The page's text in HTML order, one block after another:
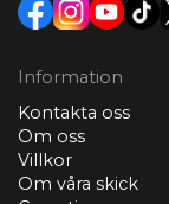
Information
Kontakta oss
Om oss
Villkor
Om våra skick